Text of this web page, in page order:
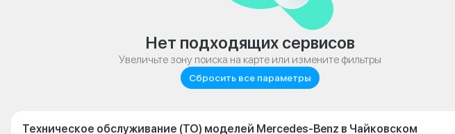
Нет подходящих сервисов
Увеличьте зону поиска на карте или измените фильтры
Сбросить все параметры
Техническое обслуживание (ТО) моделей Mercedes-Benz в Чайковском